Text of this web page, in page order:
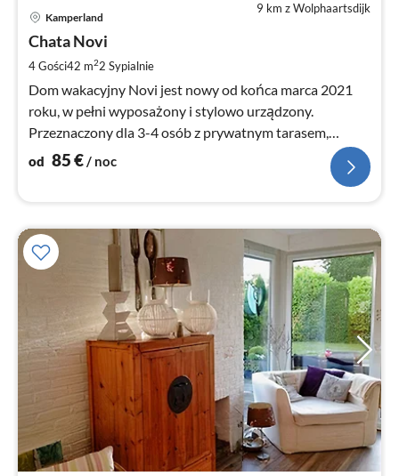
9 km z Wolphaartsdijk
Kamperland
Chata Novi
4 Gości42 m22 Sypialnie
Dom wakacyjny Novi jest nowy od końca marca 2021
roku, w pełni wyposażony i stylowo urządzony.
Przeznaczony dla 3-4 osób z prywatnym tarasem,
miejscem parkingowym i zadaszonym miejscem do
od 85€/ noc